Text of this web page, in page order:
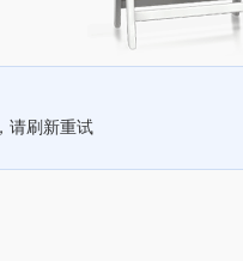
请刷新重试